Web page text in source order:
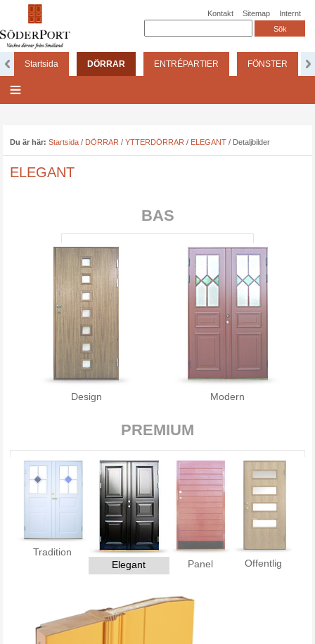
Kontakt Sitemap Internt
Startsida DÖRRAR ENTRÉPARTIER FÖNSTER
Du är här: Startsida / DÖRRAR /YTTERDÖRRAR / ELEGANT / Detaljbilder
ELEGANT
BAS
Design Modern
PREMIUM
Tradition
Elegant
Panel Offentlig